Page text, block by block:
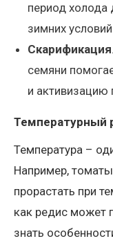
период холода
зимних
Скарификация
семяни
и активизацию
Температурный
Температура –
Например,
прорастать при
как редис может
знать